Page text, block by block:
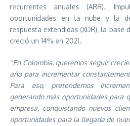
recurrentes anuales (ARR).
oportunidades en la nube y la
respuesta extendidas (XDR), la base
creció un 14% en 2021.
“En Colombia, queremos seguir
año para incrementar
Para eso, pretendemos
generando más oportunidades para
empresa, conquistando nuevos
oportunidades para la llegada de